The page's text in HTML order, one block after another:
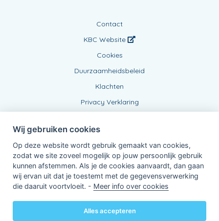
Contact
KBC Website
Cookies
Duurzaamheidsbeleid
Klachten
Privacy Verklaring
Verbonden Agent, BE0833798043
van KBC Verzekeringen nv
3000 Leuven - Belgie
BTW BE 0403.552.563 - RPR Leuven
Wij gebruiken cookies
Op deze website wordt gebruik gemaakt van cookies,
zodat we site zoveel mogelijk op jouw persoonlijk gebruik
kunnen afstemmen. Als je de cookies aanvaardt, dan gaan
wij ervan uit dat je toestemt met de gegevensverwerking
die daaruit voortvloeit. - Meer info over cookies
Alles accepteren